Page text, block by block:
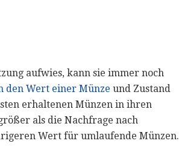
aufwies, kann sie immer noch
den Wert einer Münze und Zustand
erhaltenen Münzen in ihren
als die Nachfrage nach
Wert für umlaufende Münzen.